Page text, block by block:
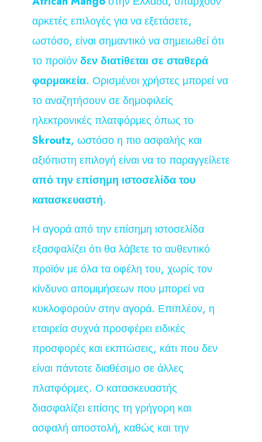
αρκετές επιλογές για να εξετάσετε,
ωστόσο, είναι σημαντικό να σημειωθεί ότι
το προϊόνδεν διατίθεται σε σταθερά
φαρμακεία. Ορισμένοι χρήστες μπορεί να
το αναζητήσουν σε δημοφιλείς
ηλεκτρονικές πλατφόρμες όπως το
Skroutz, ωστόσο η πιο ασφαλής και
αξιόπιστη επιλογή είναι να το παραγγείλετε
από την επίσημη ιστοσελίδα του
κατασκευαστή.
Η αγορά από την επίσημη ιστοσελίδα
εξασφαλίζει ότι θα λάβετε το αυθεντικό
προϊόν με όλα τα οφέλη του, χωρίς τον
κίνδυνο απομιμήσεων που μπορεί να
κυκλοφορούν στην αγορά. Επιπλέον, η
εταιρεία συχνά προσφέρει ειδικές
προσφορές και εκπτώσεις, κάτι που δεν
είναι πάντοτε διαθέσιμο σε άλλες
πλατφόρμες. Ο κατασκευαστής
διασφαλίζει επίσης τη γρήγορη και
ασφαλή αποστολή, καθώς και την